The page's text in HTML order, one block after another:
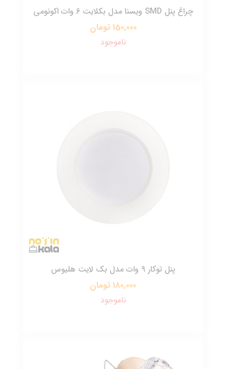
چراغ پنل SMD ویسنا مدل بکلایت 6 وات اکونومی
150,000 تومان
ناموجود
پنل توکار 9 وات مدل بک لایت هلیوس
180,000 تومان
ناموجود